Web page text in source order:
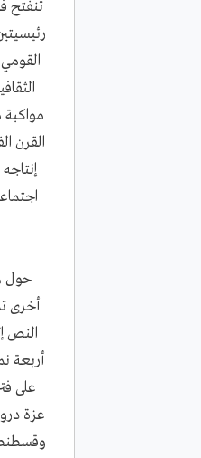
تنفتح
مواكبة
القرن
حول
أخرى
النص
أربعة
على
عزة